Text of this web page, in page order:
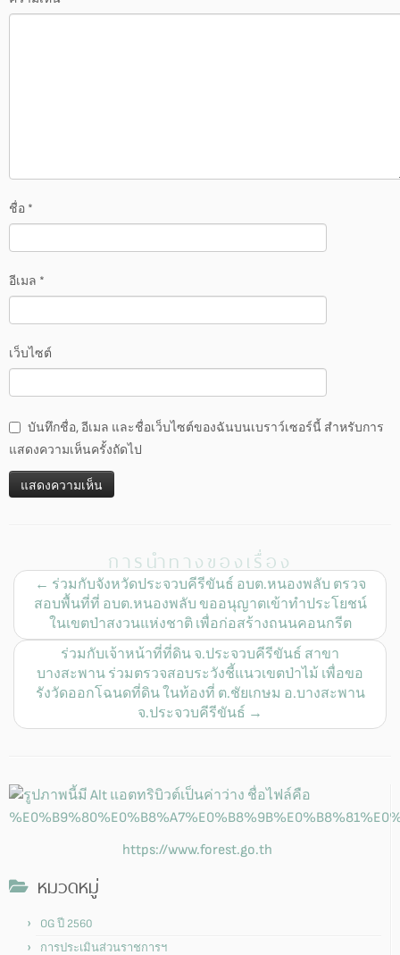
ชื่อ *
อีเมล *
เว็บไซต์
บันทึกชื่อ, อีเมล และชื่อเว็บไซต์ของฉันบนเบราว์เซอร์นี้ สำหรับการ
แสดงความเห็นครั้งถัดไป
การนำทางของเรื่อง
← ร่วมกับจังหวัดประจวบคีรีขันธ์ อบต.หนองพลับ ตรวจ
สอบพื้นที่ที่ อบต.หนองพลับ ขออนุญาตเข้าทำประโยชน์
ในเขตป่าสงวนแห่งชาติ เพื่อก่อสร้างถนนคอนกรีต
ร่วมกับเจ้าหน้าที่ที่ดิน จ.ประจวบคีรีขันธ์ สาขา
บางสะพาน ร่วมตรวจสอบระวังชี้แนวเขตป่าไม้ เพื่อขอ
รังวัดออกโฉนดที่ดิน ในท้องที่ ต.ชัยเกษม อ.บางสะพาน
จ.ประจวบคีรีขันธ์ →
https://www.forest.go.th
หมวดหมู่
OG ปี 2560
การประเมินส่วนราชการฯ